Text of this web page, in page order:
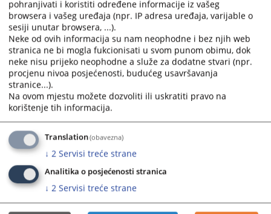
Prikazana vijest je na: Bosanski jezik
Prateći dokumenti
Strateski okvir FBIH 2026-2028
740
pohranjivati i koristiti određene informacije iz vašeg
browsera i vašeg uređaja (npr. IP adresa uređaja, varijable o
sesiji unutar browsera, ...).
Neke od ovih informacija su nam neophodne i bez njih web
stranica ne bi mogla fukcionisati u svom punom obimu, dok
neke nisu prijeko neophodne a služe za dodatne stvari (npr.
procjenu nivoa posjećenosti, budućeg usavršavanja
stranice...).
Na ovom mjestu možete dozvoliti ili uskratiti pravo na
korištenje tih informacija.
Translation(obavezna)
↓ 2 Servisi treće strane
Analitika o posjećenosti stranica
↓ 2 Servisi treće strane